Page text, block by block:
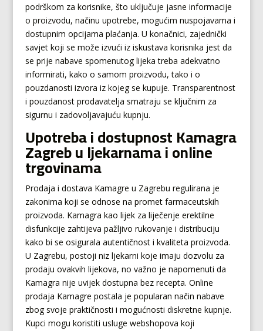
podrškom za korisnike, što uključuje jasne informacije
o proizvodu, načinu upotrebe, mogućim nuspojavama i
dostupnim opcijama plaćanja. U konačnici, zajednički
savjet koji se može izvući iz iskustava korisnika jest da
se prije nabave spomenutog lijeka treba adekvatno
informirati, kako o samom proizvodu, tako i o
pouzdanosti izvora iz kojeg se kupuje. Transparentnost
i pouzdanost prodavatelja smatraju se ključnim za
sigurnu i zadovoljavajuću kupnju.
Upotreba i dostupnost Kamagra
Zagreb u ljekarnama i online
trgovinama
Prodaja i dostava Kamagre u Zagrebu regulirana je
zakonima koji se odnose na promet farmaceutskih
proizvoda. Kamagra kao lijek za liječenje erektilne
disfunkcije zahtijeva pažljivo rukovanje i distribuciju
kako bi se osigurala autentičnost i kvaliteta proizvoda.
U Zagrebu, postoji niz ljekarni koje imaju dozvolu za
prodaju ovakvih lijekova, no važno je napomenuti da
Kamagra nije uvijek dostupna bez recepta. Online
prodaja Kamagre postala je popularan način nabave
zbog svoje praktičnosti i mogućnosti diskretne kupnje.
Kupci mogu koristiti usluge webshopova koji